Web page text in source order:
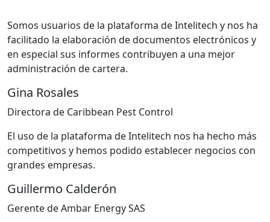
Somos usuarios de la plataforma de Intelitech y nos ha
facilitado la elaboración de documentos electrónicos y
en especial sus informes contribuyen a una mejor
administración de cartera.
Gina Rosales
Directora de Caribbean Pest Control
El uso de la plataforma de Intelitech nos ha hecho más
competitivos y hemos podido establecer negocios con
grandes empresas.
Guillermo Calderón
Gerente de Ambar Energy SAS